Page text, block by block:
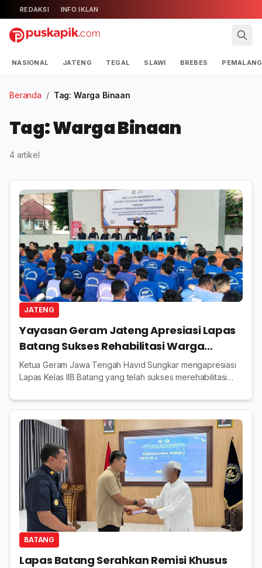
REDAKSI INFO IKLAN
NASIONAL JATENG TEGAL SLAWI BREBES PEMALANG
Beranda / Tag: Warga Binaan
Tag: Warga Binaan
4 artikel
JATENG
Yayasan Geram Jateng Apresiasi Lapas
Batang Sukses Rehabilitasi Warga
Binaan Kasus Narkoba
Ketua Geram Jawa Tengah Havid Sungkar mengapresiasi
Lapas Kelas IIB Batang yang telah sukses merehabilitasi
BATANG
Lapas Batang Serahkan Remisi Khusus